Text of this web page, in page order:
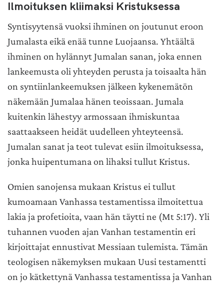
Ilmoituksen kliimaksi Kristuksessa
Syntisyytensä vuoksi ihminen on joutunut eroon
Jumalasta eikä enää tunne Luojaansa. Yhtäältä
ihminen on hylännyt Jumalan sanan, joka ennen
lankeemusta oli yhteyden perusta ja toisaalta hän
on syntiinlankeemuksen jälkeen kykenemätön
näkemään Jumalaa hänen teoissaan. Jumala
kuitenkin lähestyy armossaan ihmiskuntaa
saattaakseen heidät uudelleen yhteyteensä.
Jumalan sanat ja teot tulevat esiin ilmoituksessa,
jonka huipentumana on lihaksi tullut Kristus.
Omien sanojensa mukaan Kristus ei tullut
kumoamaan Vanhassa testamentissa ilmoitettua
lakia ja profetioita, vaan hän täytti ne (Mt 5:17). Yli
tuhannen vuoden ajan Vanhan testamentin eri
kirjoittajat ennustivat Messiaan tulemista. Tämän
teologisen näkemyksen mukaan Uusi testamentti
on jo kätkettynä Vanhassa testamentissa ja Vanhan